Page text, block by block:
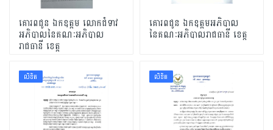
គោរពជូន ឯកឧត្តម លោកជំទាវ
អភិបាលនៃគណៈអភិបាល
រាជធានី ខេត្ត
គោរពជូន ឯកឧត្តមអភិបាល
នៃគណៈអភិបាលរាជធានី ខេត្ត
លិខិត លិខិត